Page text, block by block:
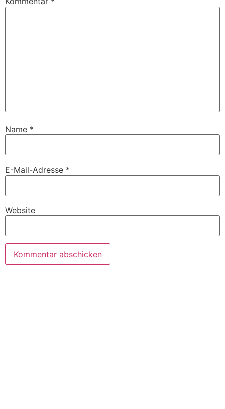
Name *
E-Mail-Adresse *
Website